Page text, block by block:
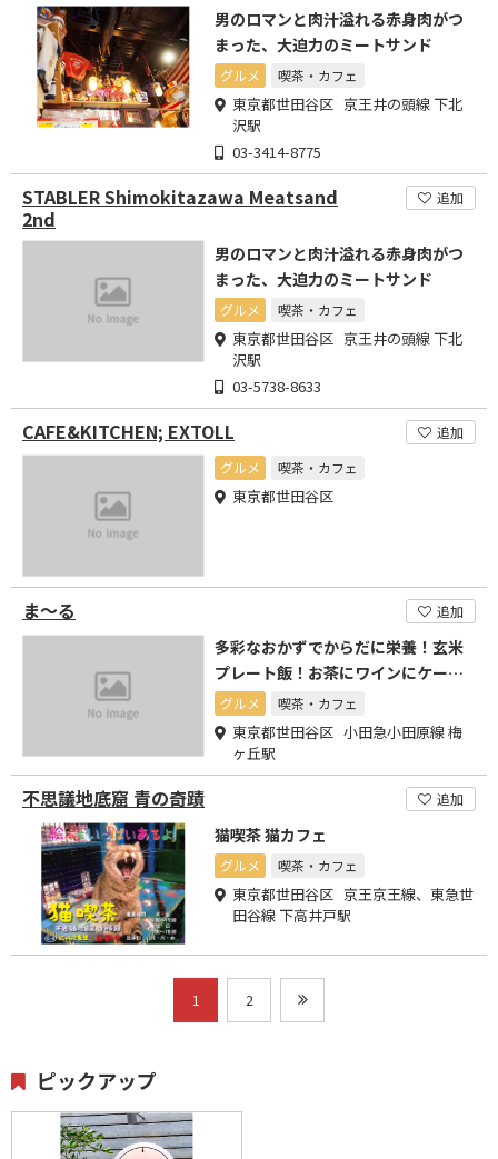
男のロマンと肉汁溢れる赤身肉がつ
まった、大迫力のミートサンド
グルメ 喫茶・カフェ
東京都世田谷区 京王井の頭線 下北
沢駅
03-3414-8775
STABLER Shimokitazawa Meatsand
2nd
追加
男のロマンと肉汁溢れる赤身肉がつ
まった、大迫力のミートサンド
グルメ 喫茶・カフェ
東京都世田谷区 京王井の頭線 下北
沢駅
03-5738-8633
CAFE&KITCHEN; EXTOLL
追加
グルメ
喫茶・カフェ
東京都世田谷区
ま～る 追加
多彩なおかずでからだに栄養！玄米
プレート飯！お茶にワインにケーキ
にピッツア！
グルメ 喫茶・カフェ
東京都世田谷区 小田急小田原線 梅
ヶ丘駅
不思議地底窟 青の奇蹟 追加
猫喫茶 猫カフェ
グルメ 喫茶・カフェ
東京都世田谷区 京王京王線、東急世
田谷線 下高井戸駅
1 2
ピックアップ